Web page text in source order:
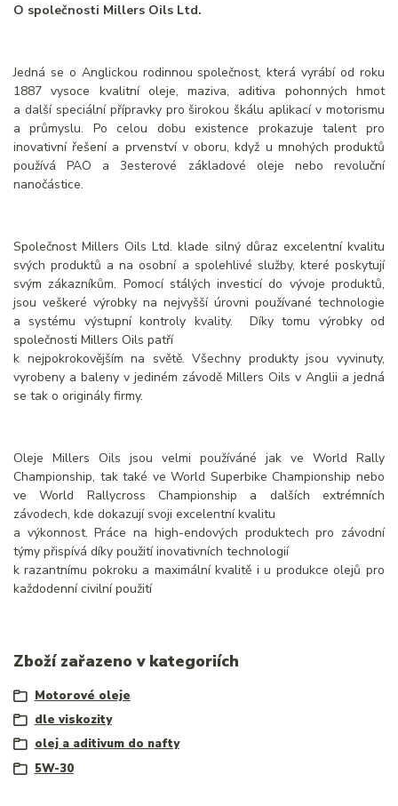
O společnosti Millers Oils Ltd.
Jedná se o Anglickou rodinnou společnost, která vyrábí od roku
1887 vysoce kvalitní oleje, maziva, aditiva pohonných hmot
a další speciální přípravky pro širokou škálu aplikací v motorismu
a průmyslu. Po celou dobu existence prokazuje talent pro
inovativní řešení a prvenství v oboru, když u mnohých produktů
používá PAO a 3esterové základové oleje nebo revoluční
nanočástice.
Společnost Millers Oils Ltd. klade silný důraz excelentní kvalitu
svých produktů a na osobní a spolehlivé služby, které poskytují
svým zákazníkům. Pomocí stálých investicí do vývoje produktů,
jsou veškeré výrobky na nejvyšší úrovni používané technologie
a systému výstupní kontroly kvality. Díky tomu výrobky od
společnosti Millers Oils patří
k nejpokrokovějším na světě. Všechny produkty jsou vyvinuty,
vyrobeny a baleny v jediném závodě Millers Oils v Anglii a jedná
se tak o originály firmy.
Oleje Millers Oils jsou velmi používáné jak ve World Rally
Championship, tak také ve World Superbike Championship nebo
ve World Rallycross Championship a dalších extrémních
závodech, kde dokazují svoji excelentní kvalitu
a výkonnost. Práce na high-endových produktech pro závodní
týmy přispívá díky použití inovativních technologií
k razantnímu pokroku a maximální kvalitě i u produkce olejů pro
každodenní civilní použití
Zboží zařazeno v kategoriích
Motorové oleje
dle viskozity
olej a aditivum do nafty
5W-30